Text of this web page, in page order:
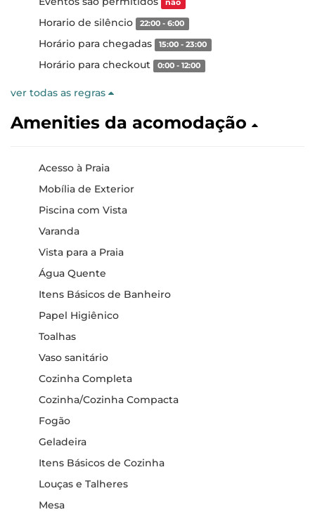
não
Horario de silêncio 22:00 - 6:00
Horário para chegadas 15:00 - 23:00
Horário para checkout 0:00 - 12:00
ver todas as regras
Amenities da acomodação
Acesso à Praia
Mobília de Exterior
Piscina com Vista
Varanda
Vista para a Praia
Água Quente
Itens Básicos de Banheiro
Papel Higiênico
Toalhas
Vaso sanitário
Cozinha Completa
Cozinha/Cozinha Compacta
Fogão
Geladeira
Itens Básicos de Cozinha
Louças e Talheres
Mesa